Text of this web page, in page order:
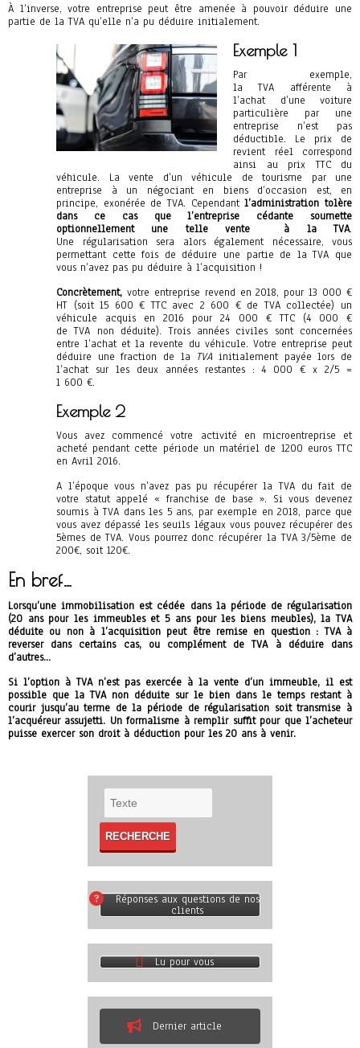
À l’inverse, votre entreprise peut être amenée à pouvoir déduire une
partie de la TVA qu’elle n’a pu déduire initialement.
Exemple 1
Par exemple,
la TVA afférente à
l’achat d’une voiture
particulière par une
entreprise n’est pas
déductible. Le prix de
revient réel correspond
ainsi au prix TTC du
véhicule. La vente d’un véhicule de tourisme par une
entreprise à un négociant en biens d’occasion est, en
principe, exonérée de TVA. Cependant l’administration tolère
dans ce cas que l’entreprise cédante soumette
optionnellement une telle vente à la TVA.
Une régularisation sera alors également nécessaire, vous
permettant cette fois de déduire une partie de la TVA que
vous n’avez pas pu déduire à l’acquisition !
Concrètement, votre entreprise revend en 2018, pour 13 000 €
HT (soit 15 600 € TTC avec 2 600 € de TVA collectée) un
véhicule acquis en 2016 pour 24 000 € TTC (4 000 €
de TVA non déduite). Trois années civiles sont concernées
entre l’achat et la revente du véhicule. Votre entreprise peut
déduire une fraction de la TVA initialement payée lors de
l’achat sur les deux années restantes : 4 000 € x 2/5 =
1 600 €.
Exemple 2
Vous avez commencé votre activité en microentreprise et
acheté pendant cette période un matériel de 1200 euros TTC
en Avril 2016.
A l’époque vous n’avez pas pu récupérer la TVA du fait de
votre statut appelé « franchise de base ». Si vous devenez
soumis à TVA dans les 5 ans, par exemple en 2018, parce que
vous avez dépassé les seuils légaux vous pouvez récupérer des
5èmes de TVA. Vous pourrez donc récupérer la TVA 3/5ème de
200€, soit 120€.
En bref…
Lorsqu’une immobilisation est cédée dans la période de régularisation
(20 ans pour les immeubles et 5 ans pour les biens meubles), la TVA
déduite ou non à l’acquisition peut être remise en question : TVA à
reverser dans certains cas, ou complément de TVA à déduire dans
d’autres…
Si l’option à TVA n’est pas exercée à la vente d’un immeuble, il est
possible que la TVA non déduite sur le bien dans le temps restant à
courir jusqu’au terme de la période de régularisation soit transmise à
l’acquéreur assujetti. Un formalisme à remplir suffit pour que l’acheteur
puisse exercer son droit à déduction pour les 20 ans à venir.
Réponses aux questions de nos
clients
Lu pour vous
Dernier article